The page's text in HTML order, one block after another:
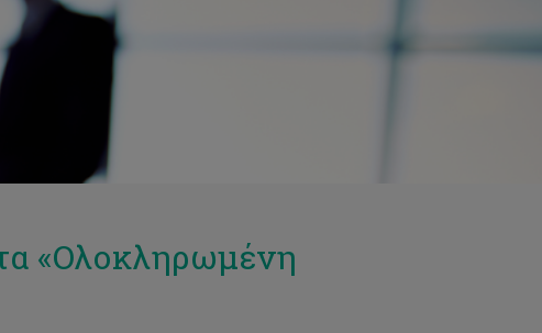
«Ολοκληρωμένη